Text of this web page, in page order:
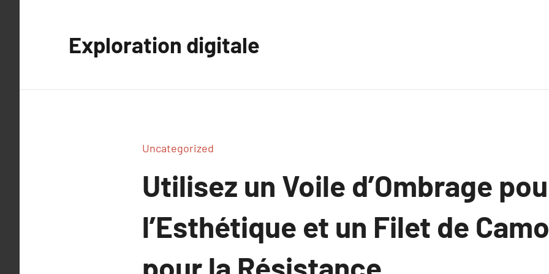
Exploration digitale
Uncategorized
Utilisez un Voile d’Ombrage
l’Esthétique et un Filet de